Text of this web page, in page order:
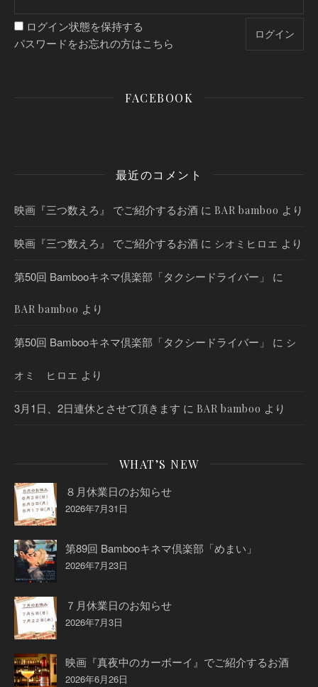
ログイン状態を保持する
パスワードをお忘れの方はこちら
FACEBOOK
最近のコメント
映画『三つ数えろ』 でご紹介するお酒 に BAR bamboo より
映画『三つ数えろ』 でご紹介するお酒 に シオミヒロエ より
第50回 Bambooキネマ倶楽部「タクシードライバー」 に
BAR bamboo より
第50回 Bambooキネマ倶楽部「タクシードライバー」 に シ
オミ ヒロエ より
3月1日、2日連休とさせて頂きます に BAR bamboo より
WHAT’S NEW
８月休業日のお知らせ
2026年7月31日
第89回 Bambooキネマ倶楽部「めまい」
2026年7月23日
７月休業日のお知らせ
2026年7月3日
映画『真夜中のカーボーイ』でご紹介するお酒
2026年6月26日